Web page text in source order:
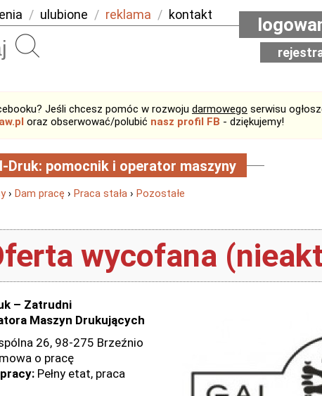
/ ulubione / reklama / kontakt
Jeśli chcesz pomóc w rozwoju darmowego serwisu
oraz obserwować/polubić nasz profil FB - dziękujemy!
Druk: pomocnik i operator maszyny
› Dam pracę › Praca stała › Pozostałe
wycofana
– Zatrudni
Maszyn Drukujących
26, 98-275 Brzeźnio
o pracę
Pełny etat, praca